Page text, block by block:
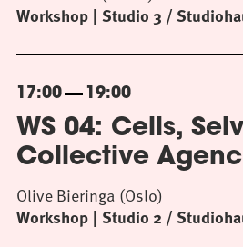
Workshop Studio 3 /
17:00 19:00
WS 04: Cells,
Collective
Workshop Studio 2 /
Olive Bieringa (Oslo)